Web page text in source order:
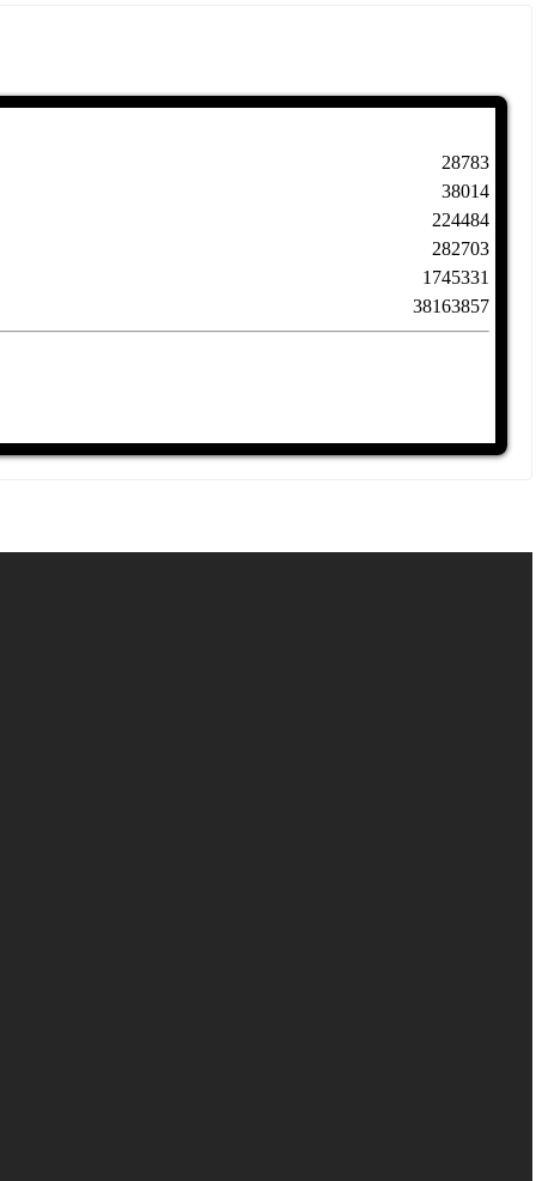
28783
38014
224484
282703
1745331
38163857